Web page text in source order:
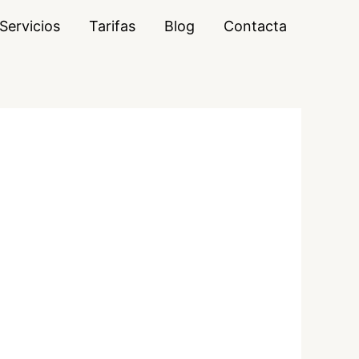
Servicios Tarifas Blog Contacta